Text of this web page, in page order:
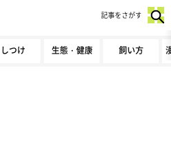
しつけ 生態・健康 飼い方
記事をさがす